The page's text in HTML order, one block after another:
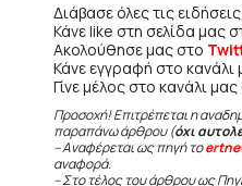
Διάβασε όλες τις
Κάνε like στη σελίδα μας
Ακολούθησε μας στο
Κάνε εγγραφή στο
Γίνε μέλος στο κανάλι
Προσοχή! Επιτρέπεται η
παραπάνω άρθρου (όχι
– Αναφέρεται ως πηγή το
αναφορά.
– Στο τέλος του άρθρου ως